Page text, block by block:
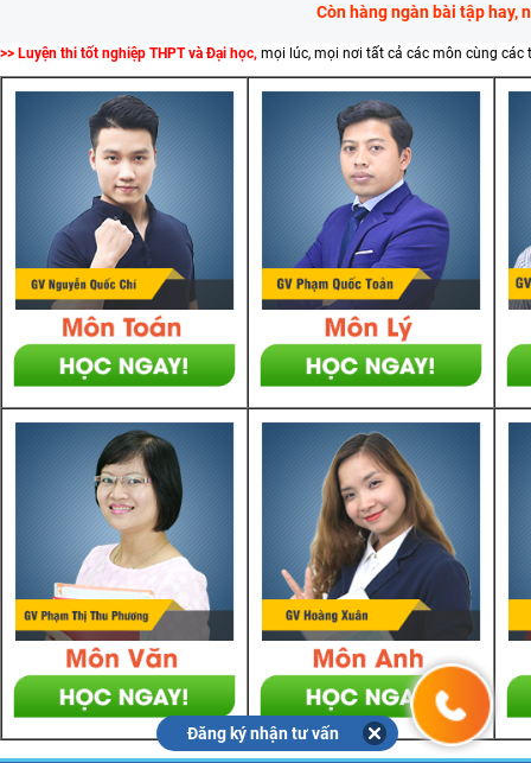
Còn hàng ngàn bài tập hay,
>> Luyện thi tốt nghiệp THPT và Đại học, mọi lúc, mọi nơi tất cả các môn cùng các
Đăng ký nhận tư vấn